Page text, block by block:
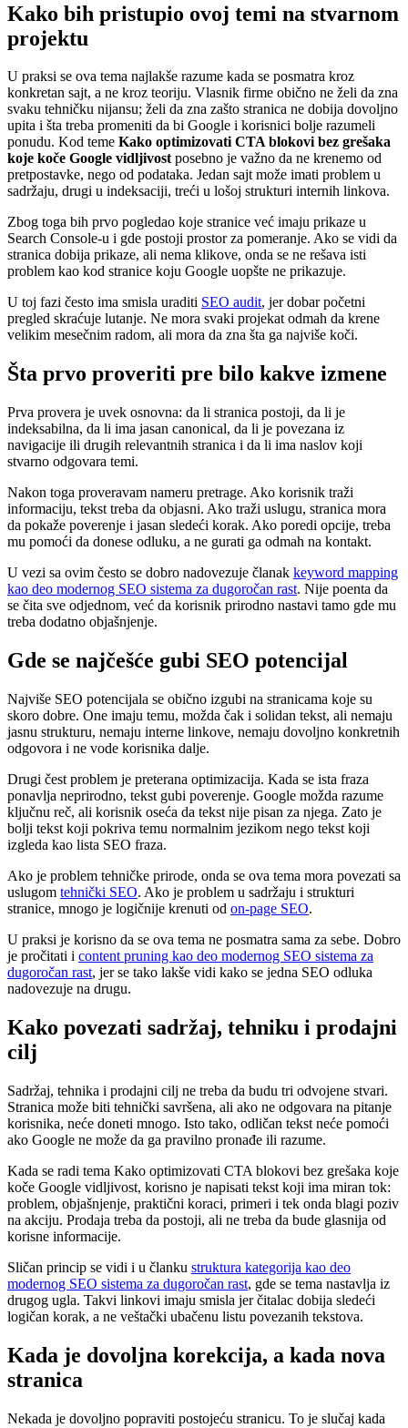
Kako bih pristupio ovoj temi na stvarnom
projektu
U praksi se ova tema najlakše razume kada se posmatra kroz
konkretan sajt, a ne kroz teoriju. Vlasnik firme obično ne želi da zna
svaku tehničku nijansu; želi da zna zašto stranica ne dobija dovoljno
upita i šta treba promeniti da bi Google i korisnici bolje razumeli
ponudu. Kod teme Kako optimizovati CTA blokovi bez grešaka
koje koče Google vidljivostposebno je važno da ne krenemo od
pretpostavke, nego od podataka. Jedan sajt može imati problem u
sadržaju, drugi u indeksaciji, treći u lošoj strukturi internih linkova.
Zbog toga bih prvo pogledao koje stranice već imaju prikaze u
Search Console-u i gde postoji prostor za pomeranje. Ako se vidi da
stranica dobija prikaze, ali nema klikove, onda se ne rešava isti
problem kao kod stranice koju Google uopšte ne prikazuje.
U toj fazi često ima smisla uraditi SEO audit, jer dobar početni
pregled skraćuje lutanje. Ne mora svaki projekat odmah da krene
velikim mesečnim radom, ali mora da zna šta ga najviše koči.
Šta prvo proveriti pre bilo kakve izmene
Prva provera je uvek osnovna: da li stranica postoji, da li je
indeksabilna, da li ima jasan canonical, da li je povezana iz
navigacije ili drugih relevantnih stranica i da li ima naslov koji
stvarno odgovara temi.
Nakon toga proveravam nameru pretrage. Ako korisnik traži
informaciju, tekst treba da objasni. Ako traži uslugu, stranica mora
da pokaže poverenje i jasan sledeći korak. Ako poredi opcije, treba
mu pomoći da donese odluku, a ne gurati ga odmah na kontakt.
U vezi sa ovim često se dobro nadovezuje članak keyword mapping
kao deo modernog SEO sistema za dugoročan rast. Nije poenta da
se čita sve odjednom, već da korisnik prirodno nastavi tamo gde mu
treba dodatno objašnjenje.
Gde se najčešće gubi SEO potencijal
Najviše SEO potencijala se obično izgubi na stranicama koje su
skoro dobre. One imaju temu, možda čak i solidan tekst, ali nemaju
jasnu strukturu, nemaju interne linkove, nemaju dovoljno konkretnih
odgovora i ne vode korisnika dalje.
Drugi čest problem je preterana optimizacija. Kada se ista fraza
ponavlja neprirodno, tekst gubi poverenje. Google možda razume
ključnu reč, ali korisnik oseća da tekst nije pisan za njega. Zato je
bolji tekst koji pokriva temu normalnim jezikom nego tekst koji
izgleda kao lista SEO fraza.
Ako je problem tehničke prirode, onda se ova tema mora povezati sa
uslugom tehnički SEO. Ako je problem u sadržaju i strukturi
stranice, mnogo je logičnije krenuti od on-page SEO.
U praksi je korisno da se ova tema ne posmatra sama za sebe. Dobro
je pročitati i content pruning kao deo modernog SEO sistema za
dugoročan rast, jer se tako lakše vidi kako se jedna SEO odluka
nadovezuje na drugu.
Kako povezati sadržaj, tehniku i prodajni
cilj
Sadržaj, tehnika i prodajni cilj ne treba da budu tri odvojene stvari.
Stranica može biti tehnički savršena, ali ako ne odgovara na pitanje
korisnika, neće doneti mnogo. Isto tako, odličan tekst neće pomoći
ako Google ne može da ga pravilno pronađe ili razume.
Kada se radi tema Kako optimizovati CTA blokovi bez grešaka koje
koče Google vidljivost, korisno je napisati tekst koji ima miran tok:
problem, objašnjenje, praktični koraci, primeri i tek onda blagi poziv
na akciju. Prodaja treba da postoji, ali ne treba da bude glasnija od
korisne informacije.
Sličan princip se vidi i u članku struktura kategorija kao deo
modernog SEO sistema za dugoročan rast, gde se tema nastavlja iz
drugog ugla. Takvi linkovi imaju smisla jer čitalac dobija sledeći
logičan korak, a ne veštački ubačenu listu povezanih tekstova.
Kada je dovoljna korekcija, a kada nova
stranica
Nekada je dovoljno popraviti postojeću stranicu. To je slučaj kada